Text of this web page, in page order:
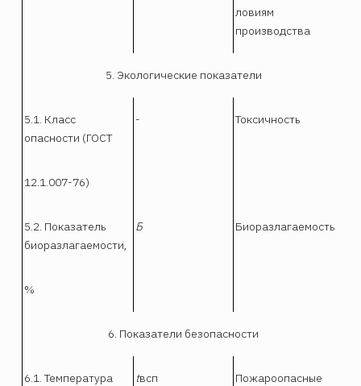
ловиям
производства
5. Экологические показатели
5.1. Класс
опасности (ГОСТ
- Токсичность
12.1.007-76)
5.2. Показатель
биоразлагаемости,
Б Биоразлагаемость
%
6. Показатели безопасности
6.1. Температура
tвсп
Пожароопасные